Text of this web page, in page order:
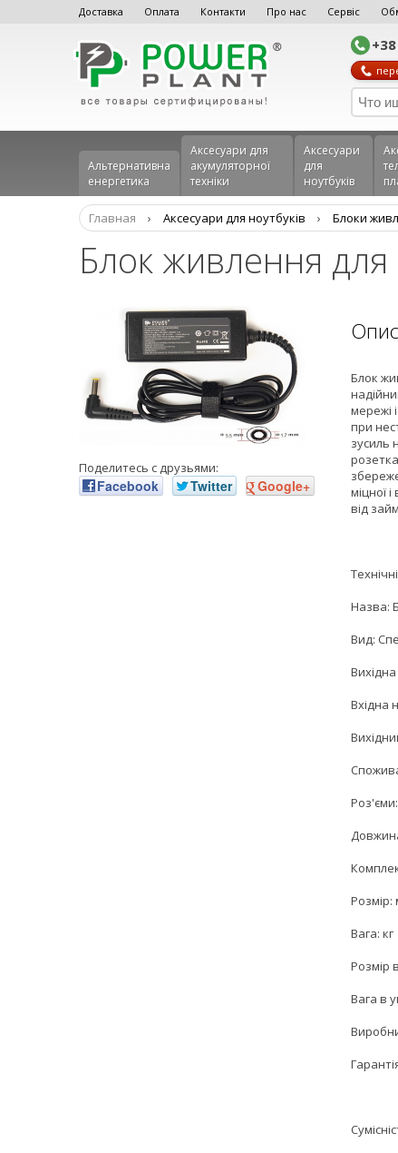
Доставка Оплата Контакти Про нас Сервіс
Альтернативна
енергетика
Аксесуари для
акумуляторної
техніки
Аксесуари
для
ноутбуків
Главная › Аксесуари для ноутбуків › Блоки
Блок живлення для
Поделитесь с друзьями:
Facebook Twitter Google+
Блок
мережі
при
зусиль
міцної
від
Назва:
Вид:
Вхідна
Розмір:
Вага: кг
Розмір
Вага в